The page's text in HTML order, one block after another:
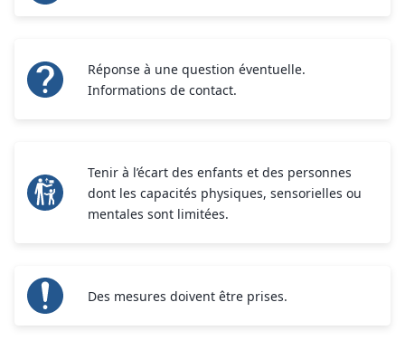
Réponse à une question éventuelle.
Informations de contact.
Tenir à l’écart des enfants et des personnes
dont les capacités physiques, sensorielles ou
mentales sont limitées.
Des mesures doivent être prises.